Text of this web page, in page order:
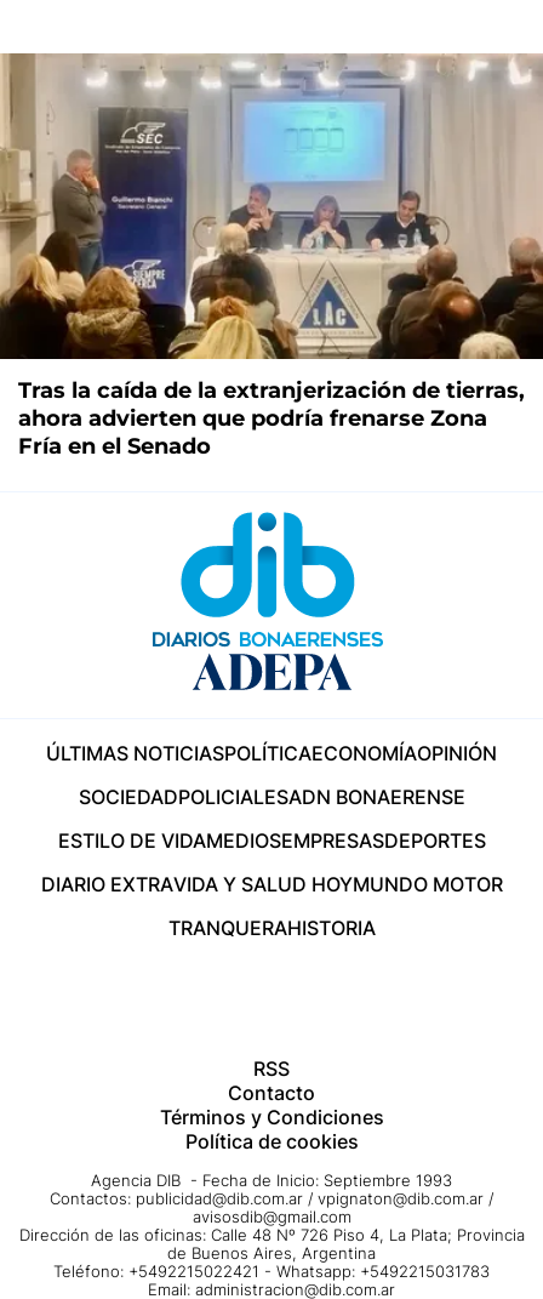
Tras la caída de la extranjerización de tierras,
ahora advierten que podría frenarse Zona
Fría en el Senado
ÚLTIMAS NOTICIASPOLÍTICAECONOMÍAOPINIÓN
SOCIEDADPOLICIALESADN BONAERENSE
ESTILO DE VIDAMEDIOSEMPRESASDEPORTES
DIARIO EXTRAVIDA Y SALUD HOYMUNDO MOTOR
TRANQUERAHISTORIA
RSS
Contacto
Términos y Condiciones
Política de cookies
Agencia DIB - Fecha de Inicio: Septiembre 1993
Contactos: publicidad@dib.com.ar / vpignaton@dib.com.ar /
avisosdib@gmail.com
Dirección de las oficinas: Calle 48 Nº 726 Piso 4, La Plata; Provincia
de Buenos Aires, Argentina
Teléfono: +5492215022421 - Whatsapp: +5492215031783
Email: administracion@dib.com.ar